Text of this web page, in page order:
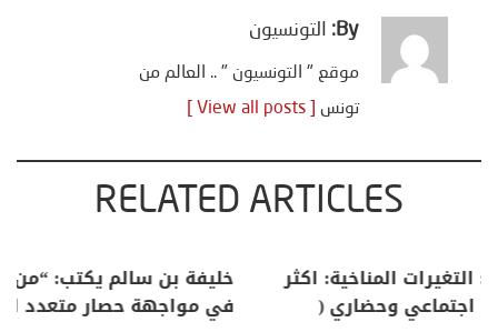
By: التونسيون
موقع " التونسيون " .. العالم من
تونس
RELATED ARTICLES
منذر بالضيافي يكتب حول: التغيرات المناخية: اكثر
من ظاهرة طبيعية .. تحول اجتماعي وحضاري (